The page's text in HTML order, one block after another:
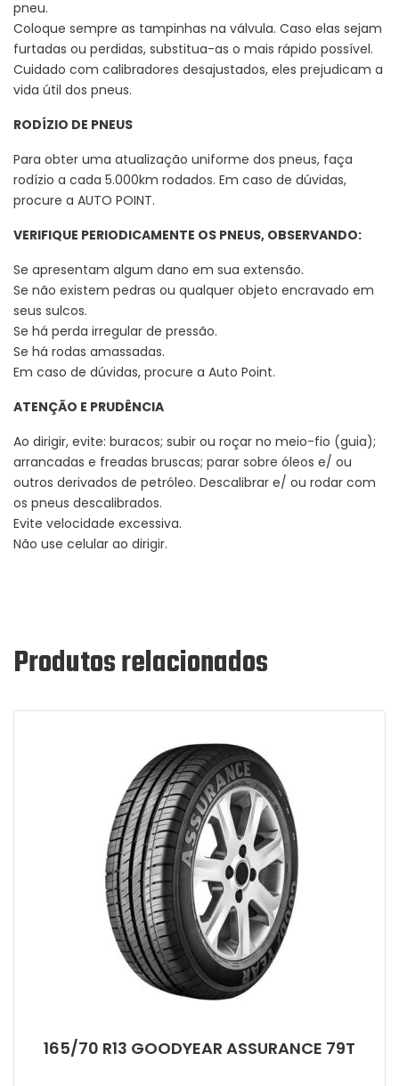
pneu.
Coloque sempre as tampinhas na válvula. Caso elas sejam
furtadas ou perdidas, substitua-as o mais rápido possível.
Cuidado com calibradores desajustados, eles prejudicam a
vida útil dos pneus.
RODÍZIO DE PNEUS
Para obter uma atualização uniforme dos pneus, faça
rodízio a cada 5.000km rodados. Em caso de dúvidas,
procure a AUTO POINT.
VERIFIQUE PERIODICAMENTE OS PNEUS, OBSERVANDO:
Se apresentam algum dano em sua extensão.
Se não existem pedras ou qualquer objeto encravado em
seus sulcos.
Se há perda irregular de pressão.
Se há rodas amassadas.
Em caso de dúvidas, procure a Auto Point.
ATENÇÃO E PRUDÊNCIA
Ao dirigir, evite: buracos; subir ou roçar no meio-fio (guia);
arrancadas e freadas bruscas; parar sobre óleos e/ ou
outros derivados de petróleo. Descalibrar e/ ou rodar com
os pneus descalibrados.
Evite velocidade excessiva.
Não use celular ao dirigir.
Produtos relacionados
165/70 R13 GOODYEAR ASSURANCE 79T